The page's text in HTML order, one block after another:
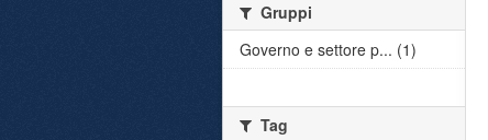
Gruppi
Governo e settore p... (1)
Tag